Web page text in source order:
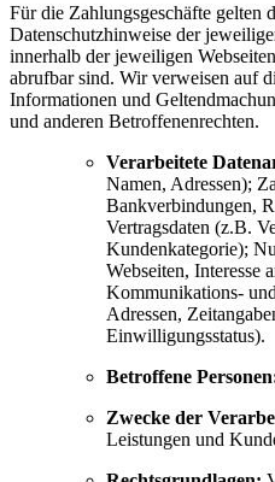
Für die Zahlungsgeschäfte gelten
Datenschutzhinweise der
innerhalb der jeweiligen
abrufbar sind. Wir verweisen auf
Informationen und
und anderen Betroffenenrechten.
Verarbeitete
Namen, Adressen);
Bankverbindungen,
Vertragsdaten (z.B.
Kundenkategorie);
Webseiten, Interesse
Kommunikations-
Adressen,
Einwilligungsstatus).
Betroffene
Zwecke der
Leistungen und